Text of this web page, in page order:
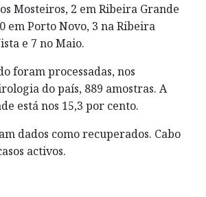
Mosteiros, 2 em Ribeira Grande
em Porto Novo, 3 na Ribeira
e 7 no Maio.
foram processadas, nos
do país, 889 amostras. A
está nos 15,3 por cento.
dados como recuperados. Cabo
activos.